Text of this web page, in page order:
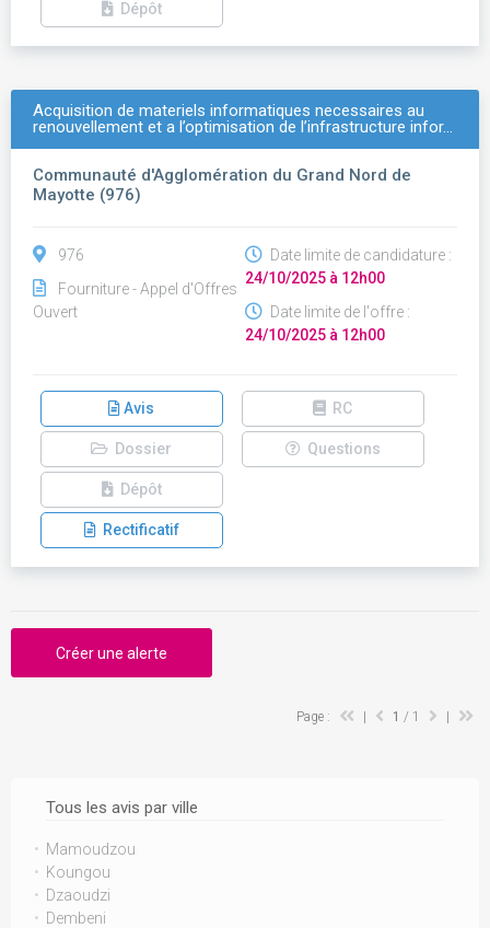
Tous les avis par ville
Mamoudzou
Koungou
Dzaoudzi
Dembeni
Dépôt
Acquisition de materiels informatiques necessaires au
renouvellement et a l’optimisation de l’infrastructure infor…
Communauté d'Agglomération du Grand Nord de
Mayotte (976)
976
Fourniture - Appel d'Offres
Ouvert
Date limite de candidature :
24/10/2025 à 12h00
Date limite de l'offre :
24/10/2025 à 12h00
Avis RC
Dossier Questions
Dépôt
Rectificatif
Créer une alerte
Page : 1 / 1